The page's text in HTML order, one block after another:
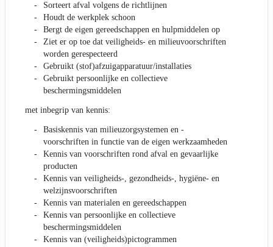
Sorteert afval volgens de richtlijnen
Houdt de werkplek schoon
Bergt de eigen gereedschappen en hulpmiddelen op
Ziet er op toe dat veiligheids- en milieuvoorschriften
worden gerespecteerd
Gebruikt (stof)afzuigapparatuur/installaties
Gebruikt persoonlijke en collectieve
beschermingsmiddelen
met inbegrip van kennis:
Basiskennis van milieuzorgsystemen en -
voorschriften in functie van de eigen werkzaamheden
Kennis van voorschriften rond afval en gevaarlijke
producten
Kennis van veiligheids-, gezondheids-, hygiëne- en
welzijnsvoorschriften
Kennis van materialen en gereedschappen
Kennis van persoonlijke en collectieve
beschermingsmiddelen
Kennis van (veiligheids)pictogrammen